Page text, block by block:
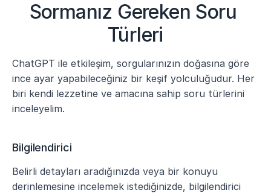
Sormanız Gereken Soru
Türleri
ChatGPT ile etkileşim, sorgularınızın doğasına göre
ince ayar yapabileceğiniz bir keşif yolculuğudur. Her
biri kendi lezzetine ve amacına sahip soru türlerini
inceleyelim.
Bilgilendirici
Belirli detayları aradığınızda veya bir konuyu
derinlemesine incelemek istediğinizde, bilgilendirici